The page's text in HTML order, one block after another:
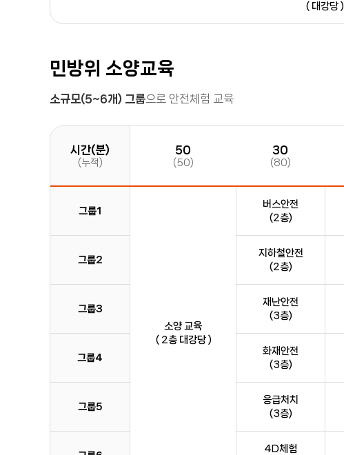
( 대강당 )
민방위 소양교육
소규모(5~6개) 그룹으로 안전체험 교육
시간(분)
(누적)
50
(50)
30
(80)
그룹1
소양 교육
( 2층 대강당 )
버스안전
(2층)
그룹2
지하철안전
(2층)
그룹3
재난안전
(3층)
그룹4
화재안전
(3층)
그룹5
응급처치
(3층)
4D체험